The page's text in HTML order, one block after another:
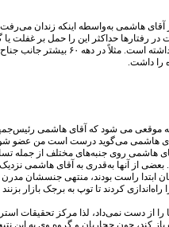
آقای هاشمی به‌واسطه اینکه زندان
در رفتارها حداکثر این را حمل بر
هاشمی را از دست نمی‌دادند و حفظ می‌کردند. روش برخورد
را داشت.
موقعی می شود که آقای هاشمی
آقای هاشمی می‌گوید درست است من
هاشمی روی جنبه‌های مختلف از
از آنها به‌قدری به آقای هاشمی
ابتدا راست بودند، منتهی جنسشان
کردند تا توپ به برجک بازار
دست نمی‌داد، لذا مرکز تحقیقات